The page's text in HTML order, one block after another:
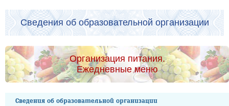
Сведения об образовательной организации
Организация питания.
Ежедневные меню
Сведения об образовательной организации